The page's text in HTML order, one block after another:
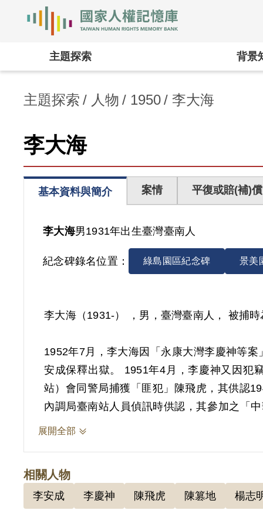
主題探索 背景
主題探索 人物 1950 李大海
李大海
基本資料與簡介 案情 平復或賠(補)償
李大海男1931年出生臺灣臺南人
紀念碑錄名位置： 綠島園區紀念碑 景美
李大海（1931-） ，男，臺灣臺南人， 被捕
1952年7月，李大海因「永康大灣李慶神等
安成保釋出獄。 1951年4月，李慶神又因犯
站）會同警局捕獲「匪犯」陳飛虎，其供認
內調局臺南站人員偵訊時供認，其參加之「
農運、工運、商運等，平時做組織工作，並作
蹤。 1952年5月2日，保安司令部保安處飭請
5月14日內調局臺南站與保安處臺南組在「李
展開全部
相關人物
李安成 李慶神 陳飛虎 陳篡地 楊志